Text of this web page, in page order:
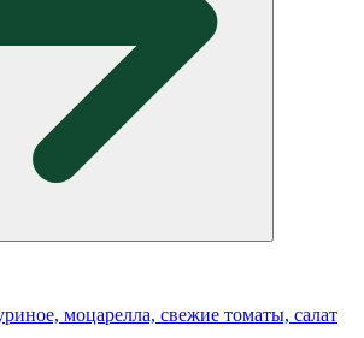
моцарелла, свежие томаты, салат